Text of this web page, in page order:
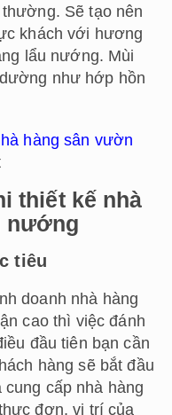
Sẽ tạo nên
khách với hương
lẩu nướng. Mùi
như hớp hồn
hàng sân vườn
thiết kế nhà
nướng
tiêu
doanh nhà hàng
cao thì việc đánh
đầu tiên bạn cần
hàng sẽ bắt đầu
cấp nhà hàng
đơn, vị trí của